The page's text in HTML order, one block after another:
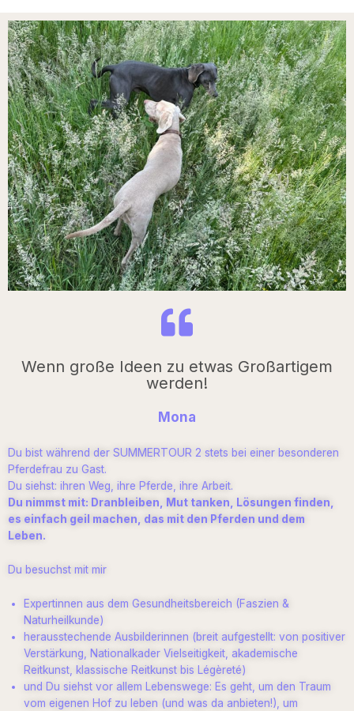
Wenn große Ideen zu etwas Großartigem
werden!
Mona
Du bist während der SUMMERTOUR 2 stets bei einer besonderen
Pferdefrau zu Gast.
Du siehst: ihren Weg, ihre Pferde, ihre Arbeit.
Du nimmst mit: Dranbleiben, Mut tanken, Lösungen finden,
es einfach geil machen, das mit den Pferden und dem
Leben.
Du besuchst mit mir
Expertinnen aus dem Gesundheitsbereich (Faszien &
Naturheilkunde)
herausstechende Ausbilderinnen (breit aufgestellt: von positiver
Verstärkung, Nationalkader Vielseitigkeit, akademische
Reitkunst, klassische Reitkunst bis Légèreté)
und Du siehst vor allem Lebenswege: Es geht, um den Traum
vom eigenen Hof zu leben (und was da anbieten!), um